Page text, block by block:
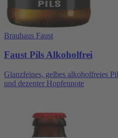
Brauhaus Faust
Faust Pils Alkoholfrei
Glanzfeines, gelbes alkoholfreies
und dezenter Hopfennote